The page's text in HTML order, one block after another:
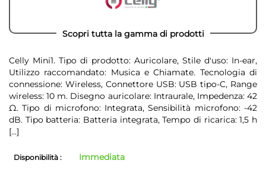
Scopri tutta la gamma di prodotti
Celly Mini1. Tipo di prodotto: Auricolare, Stile d'uso: In-ear,
Utilizzo raccomandato: Musica e Chiamate. Tecnologia di
connessione: Wireless, Connettore USB: USB tipo-C, Range
wireless: 10 m. Disegno auricolare: Intraurale, Impedenza: 42
Ω. Tipo di microfono: Integrata, Sensibilità microfono: -42
dB. Tipo batteria: Batteria integrata, Tempo di ricarica: 1,5 h
[...]
Disponibilità : Immediata